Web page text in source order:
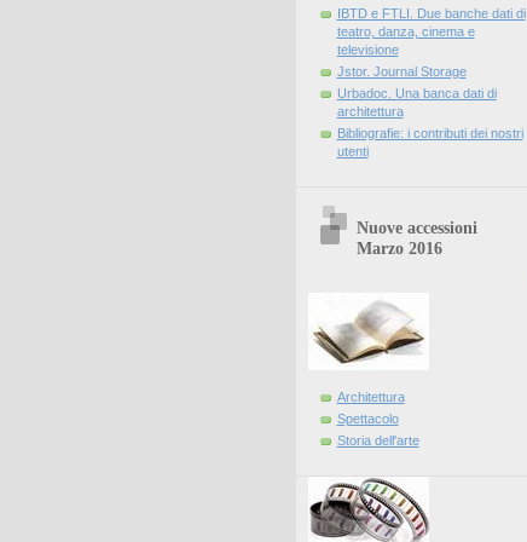
IBTD e FTLI. Due banche dati di
teatro, danza, cinema e
televisione
Jstor. Journal Storage
Urbadoc. Una banca dati di
architettura
Bibliografie: i contributi dei nostri
utenti
Nuove accessioni
Marzo 2016
Architettura
Spettacolo
Storia dell'arte